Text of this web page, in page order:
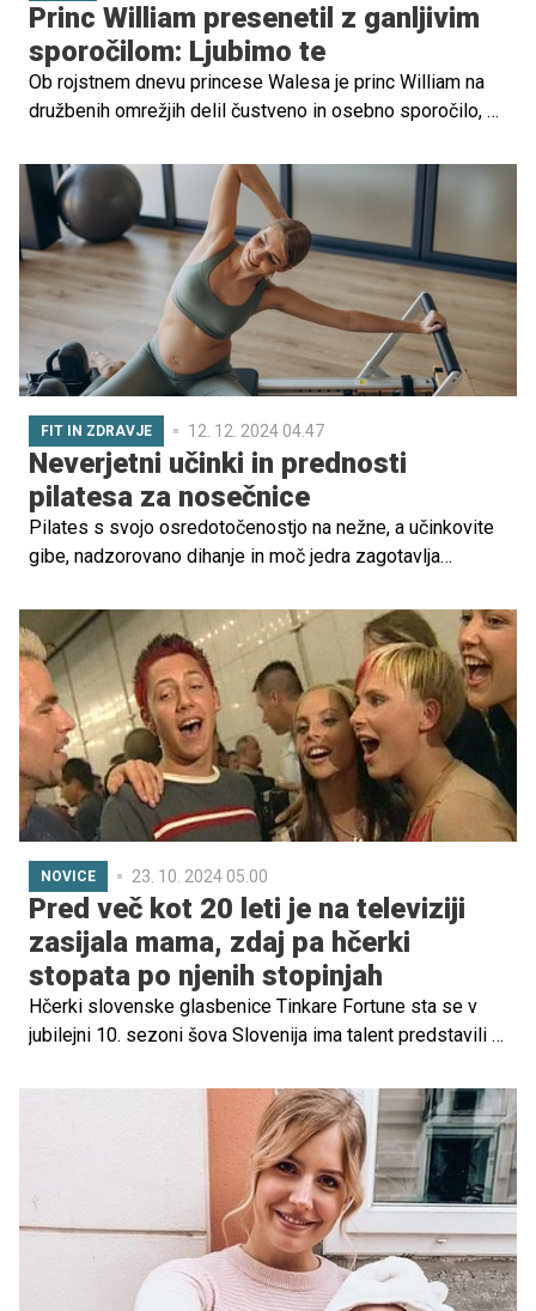
Princ William presenetil z ganljivim
sporočilom: Ljubimo te
Ob rojstnem dnevu princese Walesa je princ William na
družbenih omrežjih delil čustveno in osebno sporočilo, v
kot neverjetne mamice in žene. Ob tem je William delil
tudi novo, še neobjavljeno fotografijo Kate, na kateri
izžareva sproščenost in srečo.
FIT IN ZDRAVJE 12. 12. 2024 04.47
Neverjetni učinki in prednosti
pilatesa za nosečnice
Pilates s svojo osredotočenostjo na nežne, a učinkovite
gibe, nadzorovano dihanje in moč jedra zagotavlja
aktivne med nosečnostjo, hkrati pa jim nudi številne
prednosti in blagodejne učinke.
NOVICE 23. 10. 2024 05.00
Pred več kot 20 leti je na televiziji
zasijala mama, zdaj pa hčerki
stopata po njenih stopinjah
Hčerki slovenske glasbenice Tinkare Fortune sta se v
jubilejni 10. sezoni šova Slovenija ima talent predstavili s
Cool Kids, ki sta navdušili tako žirijo kot občinstvo.